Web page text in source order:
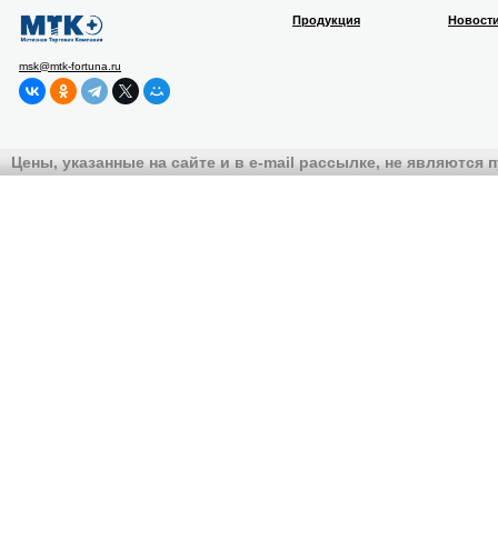
msk@mtk-fortuna.ru
Продукция
Цены, указанные на сайте и в e-mail рассылке, не являются